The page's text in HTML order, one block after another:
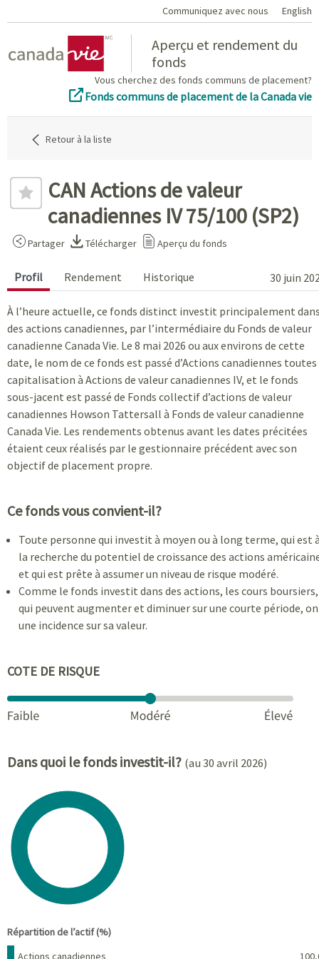
Communiquez avec nous English
Aperçu et rendement du
fonds
Vous cherchez des fonds communs de placement?
Fonds communs de placement de la Canada vie
Retour à la liste
CAN Actions de valeur
canadiennes IV 75/100 (SP2)
Partager Télécharger Aperçu du fonds
Profil Rendement Historique 30 juin
À l’heure actuelle, ce fonds distinct investit principalement
des actions canadiennes, par l’intermédiaire du Fonds de valeur
canadienne Canada Vie. Le 8 mai 2026 ou aux environs de cette
date, le nom de ce fonds est passé d’Actions canadiennes toutes
capitalisation à Actions de valeur canadiennes IV, et le fonds
sous-jacent est passé de Fonds collectif d’actions de valeur
canadiennes Howson Tattersall à Fonds de valeur canadienne
Canada Vie. Les rendements obtenus avant les dates précitées
étaient ceux réalisés par le gestionnaire précédent avec son
objectif de placement propre.
Ce fonds vous convient-il?
Toute personne qui investit à moyen ou à long terme, qui est
la recherche du potentiel de croissance des actions
et qui est prête à assumer un niveau de risque modéré.
Comme le fonds investit dans des actions, les cours boursiers,
qui peuvent augmenter et diminuer sur une courte période,
une incidence sur sa valeur.
COTE DE RISQUE
Dans quoi le fonds investit-il? (au 30 avril 2026)
Chart
Pie chart with 1 slice.
View as data table, Chart
Répartition de l’actif (%)
Nom Pourcentage
Actions canadiennes